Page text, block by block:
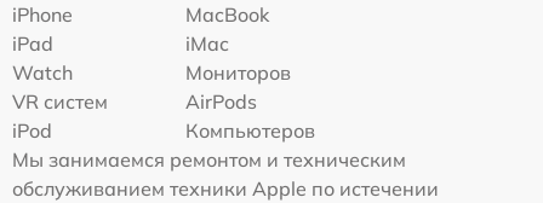
iPhone
MacBook
iPad
iMac
Watch
Мониторов
VR систем
AirPods
iPod
Компьютеров
Мы занимаемся ремонтом и техническим
обслуживанием техники Apple по истечении